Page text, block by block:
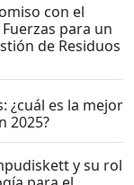
con el
para un
de Residuos
¿cuál es la mejor
2025?
y su rol